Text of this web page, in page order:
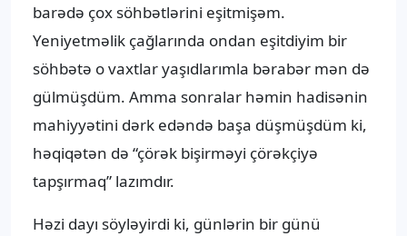
barədə çox söhbətlərini eşitmişəm.
Yeniyetməlik çağlarında ondan eşitdiyim bir
söhbətə o vaxtlar yaşıdlarımla bərabər mən də
gülmüşdüm. Amma sonralar həmin hadisənin
mahiyyətini dərk edəndə başa düşmüşdüm ki,
həqiqətən də “çörək bişirməyi çörəkçiyə
tapşırmaq” lazımdır.
Həzi dayı söyləyirdi ki, günlərin bir günü